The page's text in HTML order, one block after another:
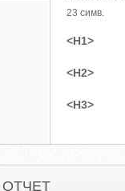
23 симв.
<H1>
<H2>
<H3>